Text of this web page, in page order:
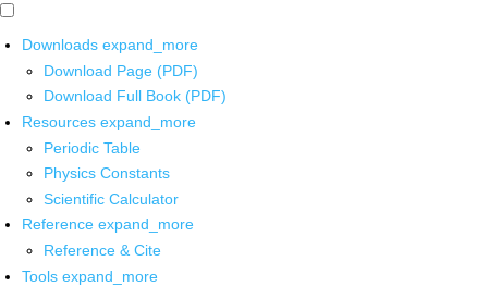
Downloads expand_more
Download Page (PDF)
Download Full Book (PDF)
Resources expand_more
Periodic Table
Physics Constants
Scientific Calculator
Reference expand_more
Reference & Cite
Tools expand_more